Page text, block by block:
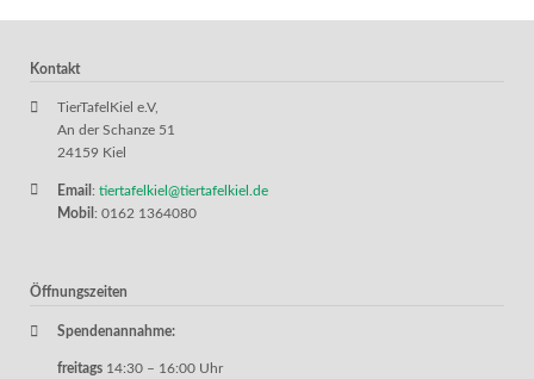
Kontakt
TierTafelKiel e.V,
An der Schanze 51
24159 Kiel
Email : tiertafelkiel@tiertafelkiel.de
Mobil : 0162 1364080
Öffnungszeiten
Spendenannahme:
freitags 14:30 – 16:00 Uhr